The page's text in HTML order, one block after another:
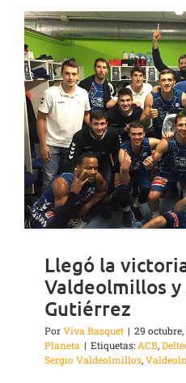
Llegó la
Valdeolmillos y
Gutiérrez
PorViva Basquet | 29 octubre,
Planeta | Etiquetas:ACB,
Sergio Valdeolmillos,